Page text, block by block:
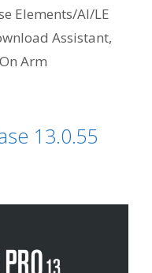
Elements/AI/LE
Assistant,
Arm
13.0.55